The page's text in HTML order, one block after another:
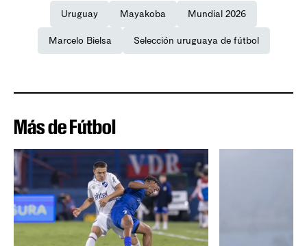
Uruguay Mayakoba Mundial 2026
Marcelo Bielsa Selección uruguaya de fútbol
Más de Fútbol